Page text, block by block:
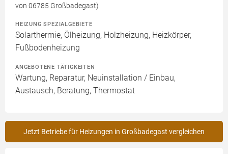
von 06785 Großbadegast)
HEIZUNG SPEZIALGEBIETE
Solarthermie, Ölheizung, Holzheizung, Heizkörper,
Fußbodenheizung
ANGEBOTENE TÄTIGKEITEN
Wartung, Reparatur, Neuinstallation / Einbau,
Austausch, Beratung, Thermostat
Jetzt Betriebe für Heizungen in Großbadegast vergleichen